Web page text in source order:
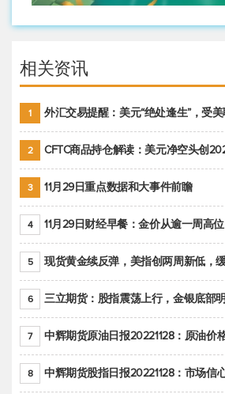
相关资讯
1 外汇交易提醒：美元“绝处逢生”，受
2 CFTC商品持仓解读：美元净空头创2021年7月以来最大
3 11月29日重点数据和大事件前瞻
4 11月29日财经早餐：金价从逾一周高位回落，美联储
5 现货黄金续反弹，美指创两周新低，
6 三立期货：股指震荡上行，金银底部明朗，原
7 中辉期货原油日报20221128：原油价格持续下降，
8 中辉期货股指日报20221128：市场信